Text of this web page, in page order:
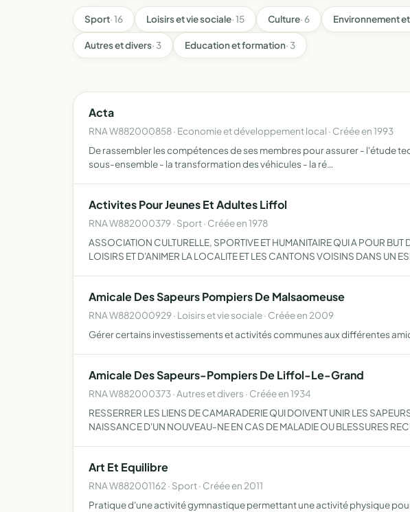
Sport· 16 Loisirs et vie sociale· 15 Culture· 6 Environnement
Autres et divers· 3 Education et formation· 3
Acta
RNA W882000858 · Economie et développement local · Créée en 1993
De rassembler les compétences de ses membres pour assurer - l'étude
sous-ensemble - la transformation des véhicules - la ré…
Activites Pour Jeunes Et Adultes Liffol
RNA W882000379 · Sport · Créée en 1978
ASSOCIATION CULTURELLE, SPORTIVE ET HUMANITAIRE QUI A POUR BUT
LOISIRS ET D'ANIMER LA LOCALITE ET LES CANTONS VOISINS DANS UN
Amicale Des Sapeurs Pompiers De Malsaomeuse
RNA W882000929 · Loisirs et vie sociale · Créée en 2009
Gérer certains investissements et activités communes aux différentes
Amicale Des Sapeurs-Pompiers De Liffol-Le-Grand
RNA W882000373 · Autres et divers · Créée en 1934
RESSERRER LES LIENS DE CAMARADERIE QUI DOIVENT UNIR LES
NAISSANCE D'UN NOUVEAU-NE EN CAS DE MALADIE OU BLESSURES
Art Et Equilibre
RNA W882001162 · Sport · Créée en 2011
Pratique d'une activité gymnastique permettant une activité physique